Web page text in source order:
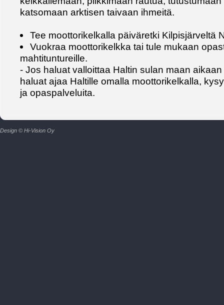
katsomaan arktisen taivaan ihmeitä.
Tee moottorikelkalla päiväretki Kilpisjärveltä
Vuokraa moottorikelkka tai tule mukaan
mahtituntureille.
- Jos haluat valloittaa Haltin sulan maan
haluat ajaa Haltille omalla moottorikelkalla,
ja opaspalveluita.
Design © Hi-Vision Oy